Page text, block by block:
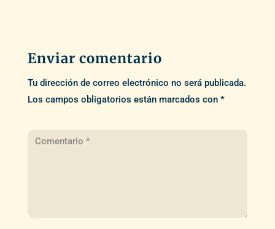
Enviar comentario
Tu dirección de correo electrónico no será publicada.
Los campos obligatorios están marcados con *